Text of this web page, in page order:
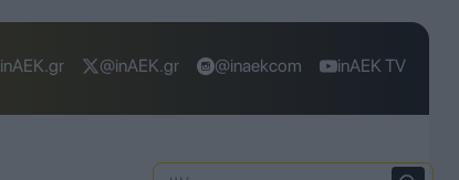
inAEK.gr @inAEK.gr @inaekcom inAEK TV